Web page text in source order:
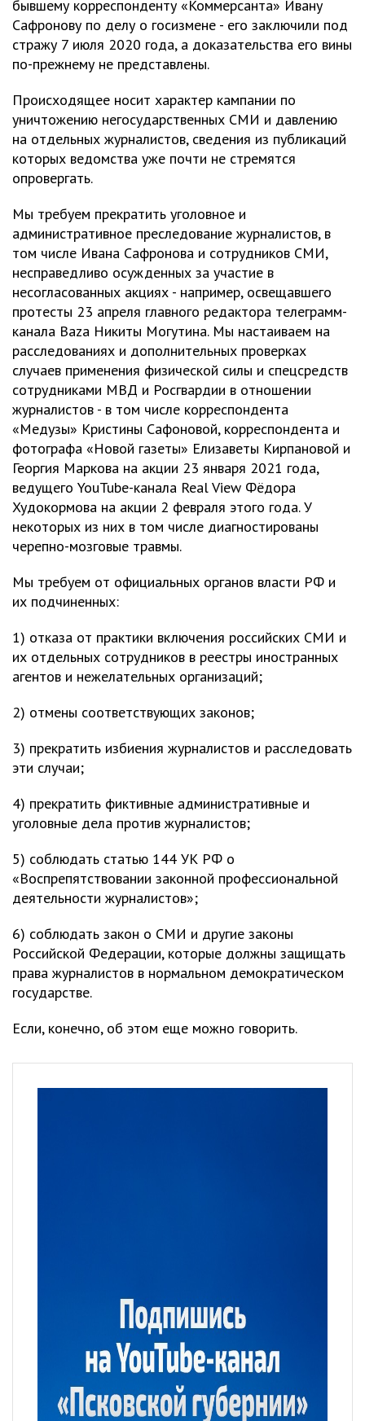
бывшему корреспонденту «Коммерсанта» Ивану
Сафронову по делу о госизмене - его заключили под
стражу 7 июля 2020 года, а доказательства его вины
по-прежнему не представлены.
Происходящее носит характер кампании по
уничтожению негосударственных СМИ и давлению
на отдельных журналистов, сведения из публикаций
которых ведомства уже почти не стремятся
опровергать.
Мы требуем прекратить уголовное и
административное преследование журналистов, в
том числе Ивана Сафронова и сотрудников СМИ,
несправедливо осужденных за участие в
несогласованных акциях - например, освещавшего
протесты 23 апреля главного редактора телеграмм-
канала Baza Никиты Могутина. Мы настаиваем на
расследованиях и дополнительных проверках
случаев применения физической силы и спецсредств
сотрудниками МВД и Росгвардии в отношении
журналистов - в том числе корреспондента
«Медузы» Кристины Сафоновой, корреспондента и
фотографа «Новой газеты» Елизаветы Кирпановой и
Георгия Маркова на акции 23 января 2021 года,
ведущего YouTube-канала Real View Фёдора
Худокормова на акции 2 февраля этого года. У
некоторых из них в том числе диагностированы
черепно-мозговые травмы.
Мы требуем от официальных органов власти РФ и
их подчиненных:
1) отказа от практики включения российских СМИ и
их отдельных сотрудников в реестры иностранных
агентов и нежелательных организаций;
2) отмены соответствующих законов;
3) прекратить избиения журналистов и расследовать
эти случаи;
4) прекратить фиктивные административные и
уголовные дела против журналистов;
5) соблюдать статью 144 УК РФ о
«Воспрепятствовании законной профессиональной
деятельности журналистов»;
6) соблюдать закон о СМИ и другие законы
Российской Федерации, которые должны защищать
права журналистов в нормальном демократическом
государстве.
Если, конечно, об этом еще можно говорить.